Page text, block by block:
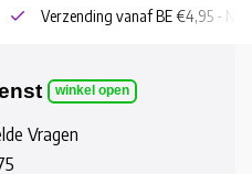
Verzending vanaf BE €4,95 - NL
winkel open
Vragen